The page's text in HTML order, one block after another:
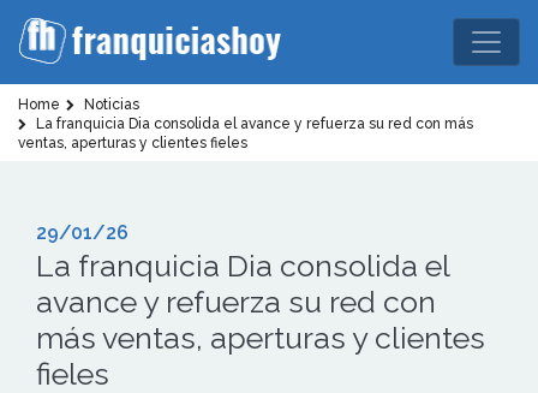
Home
Noticias
La franquicia Dia consolida el avance y refuerza su red con más
ventas, aperturas y clientes fieles
29/01/26
La franquicia Dia consolida el
avance y refuerza su red con
más ventas, aperturas y clientes
fieles